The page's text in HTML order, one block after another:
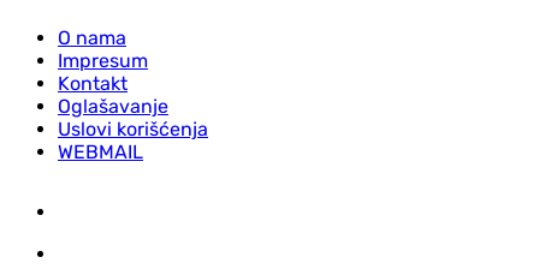
O nama
Impresum
Kontakt
Oglašavanje
Uslovi korišćenja
WEBMAIL